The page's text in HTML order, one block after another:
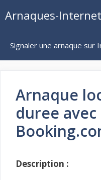
auArnaques-
Signaler une arnaque sur
Arnaque
duree avec
Description :